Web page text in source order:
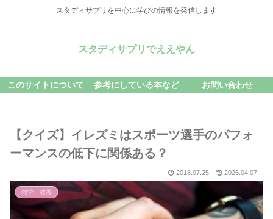
スタディサプリを中心に学びの情報を発信します
スタディサプリでええやん
このサイトについて 参考にしている本など お問い合わせ
【クイズ】イレズミはスポーツ選手のパフォ
ーマンスの低下に関係ある？
2018.07.25 2026.04.07
雑学・教養